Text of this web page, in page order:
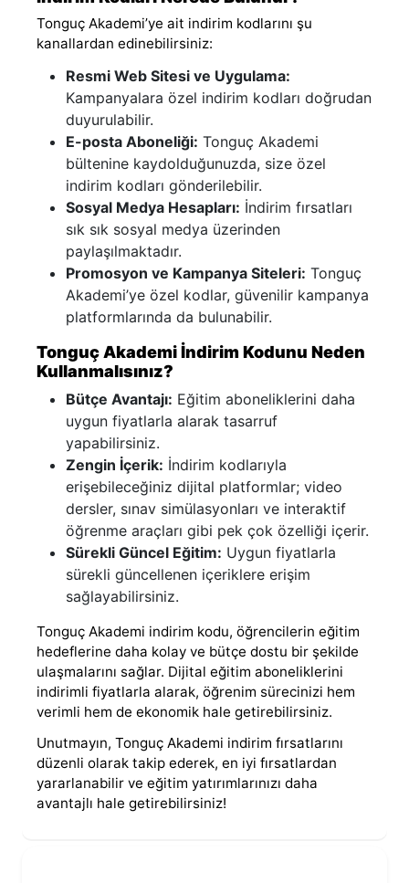
Tonguç Akademi’ye ait indirim kodlarını şu
kanallardan edinebilirsiniz:
Resmi Web Sitesi ve Uygulama:
Kampanyalara özel indirim kodları doğrudan
duyurulabilir.
E-posta Aboneliği: Tonguç Akademi
bültenine kaydolduğunuzda, size özel
indirim kodları gönderilebilir.
Sosyal Medya Hesapları: İndirim fırsatları
sık sık sosyal medya üzerinden
paylaşılmaktadır.
Promosyon ve Kampanya Siteleri: Tonguç
Akademi’ye özel kodlar, güvenilir kampanya
platformlarında da bulunabilir.
Tonguç Akademi İndirim Kodunu Neden
Kullanmalısınız?
Bütçe Avantajı: Eğitim aboneliklerini daha
uygun fiyatlarla alarak tasarruf
yapabilirsiniz.
Zengin İçerik: İndirim kodlarıyla
erişebileceğiniz dijital platformlar; video
dersler, sınav simülasyonları ve interaktif
öğrenme araçları gibi pek çok özelliği içerir.
Sürekli Güncel Eğitim: Uygun fiyatlarla
sürekli güncellenen içeriklere erişim
sağlayabilirsiniz.
Tonguç Akademi indirim kodu, öğrencilerin eğitim
hedeflerine daha kolay ve bütçe dostu bir şekilde
ulaşmalarını sağlar. Dijital eğitim aboneliklerini
indirimli fiyatlarla alarak, öğrenim sürecinizi hem
verimli hem de ekonomik hale getirebilirsiniz.
Unutmayın, Tonguç Akademi indirim fırsatlarını
düzenli olarak takip ederek, en iyi fırsatlardan
yararlanabilir ve eğitim yatırımlarınızı daha
avantajlı hale getirebilirsiniz!